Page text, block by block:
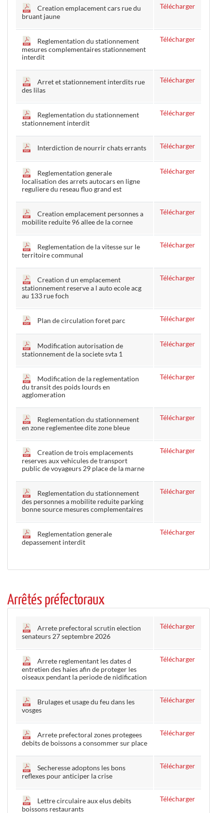
Creation emplacement cars rue du
bruant jaune
Télécharger
Reglementation du stationnement
mesures complementaires stationnement
interdit
Télécharger
Arret et stationnement interdits rue
des lilas
Télécharger
Reglementation du stationnement
stationnement interdit
Télécharger
Interdiction de nourrir chats errants Télécharger
Reglementation generale
localisation des arrets autocars en ligne
reguliere du reseau fluo grand est
Télécharger
Creation emplacement personnes a
mobilite reduite 96 allee de la cornee
Télécharger
Reglementation de la vitesse sur le
territoire communal
Télécharger
Creation d un emplacement
stationnement reserve a l auto ecole acg
au 133 rue foch
Télécharger
Plan de circulation foret parc Télécharger
Modification autorisation de
stationnement de la societe svta 1
Télécharger
Modification de la reglementation
du transit des poids lourds en
agglomeration
Télécharger
Reglementation du stationnement
en zone reglementee dite zone bleue
Télécharger
Creation de trois emplacements
reserves aux vehicules de transport
public de voyageurs 29 place de la marne
Télécharger
Reglementation du stationnement
des personnes a mobilite reduite parking
bonne source mesures complementaires
Télécharger
Reglementation generale
depassement interdit
Télécharger
Arrêtés préfectoraux
Arrete prefectoral scrutin election
senateurs 27 septembre 2026
Télécharger
Arrete reglementant les dates d
entretien des haies afin de proteger les
oiseaux pendant la periode de nidification
Télécharger
Brulages et usage du feu dans les
vosges
Télécharger
Arrete prefectoral zones protegees
debits de boissons a consommer sur place
Télécharger
Secheresse adoptons les bons
reflexes pour anticiper la crise
Télécharger
Lettre circulaire aux elus debits
boissons restaurants
Télécharger